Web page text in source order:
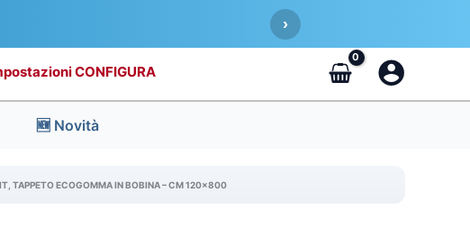
›
CONFIGURA
🆕 Novità
TAPPETO ECOGOMMA IN BOBINA – CM 120×800